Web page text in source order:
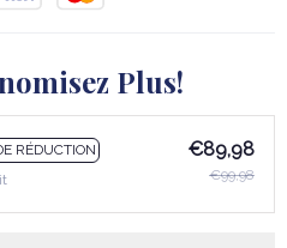
Plus!
RÉDUCTION
€89,98
€99,98